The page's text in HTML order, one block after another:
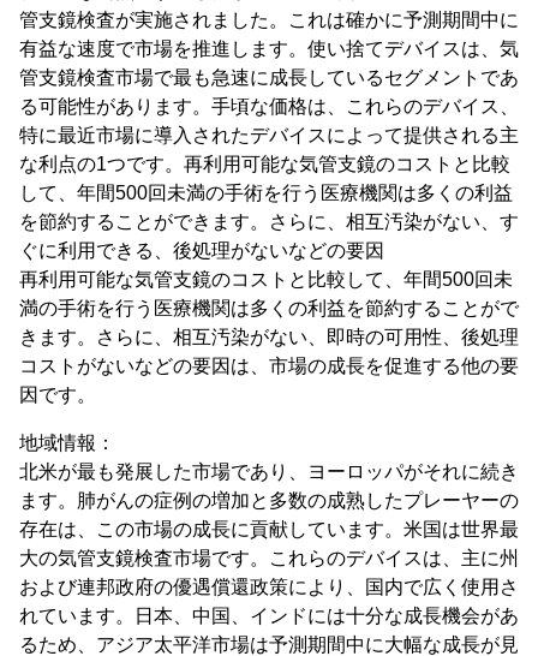
管支鏡検査が実施されました。これは確かに予測期間中に
有益な速度で市場を推進します。使い捨てデバイスは、気
管支鏡検査市場で最も急速に成長しているセグメントであ
る可能性があります。手頃な価格は、これらのデバイス、
特に最近市場に導入されたデバイスによって提供される主
な利点の1つです。再利用可能な気管支鏡のコストと比較
して、年間500回未満の手術を行う医療機関は多くの利益
を節約することができます。さらに、相互汚染がない、す
ぐに利用できる、後処理がないなどの要因
再利用可能な気管支鏡のコストと比較して、年間500回未
満の手術を行う医療機関は多くの利益を節約することがで
きます。さらに、相互汚染がない、即時の可用性、後処理
コストがないなどの要因は、市場の成長を促進する他の要
因です。
地域情報：
北米が最も発展した市場であり、ヨーロッパがそれに続き
ます。肺がんの症例の増加と多数の成熟したプレーヤーの
存在は、この市場の成長に貢献しています。米国は世界最
大の気管支鏡検査市場です。これらのデバイスは、主に州
および連邦政府の優遇償還政策により、国内で広く使用さ
れています。日本、中国、インドには十分な成長機会があ
るため、アジア太平洋市場は予測期間中に大幅な成長が見